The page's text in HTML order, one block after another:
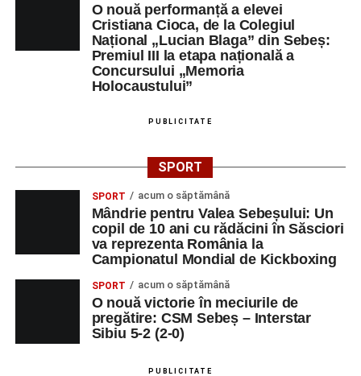
O nouă performanță a elevei
Cristiana Cioca, de la Colegiul
Național „Lucian Blaga” din Sebeș:
Premiul III la etapa națională a
Concursului „Memoria
Holocaustului”
PUBLICITATE
SPORT
SPORT acum o săptămână
Mândrie pentru Valea Sebeșului: Un
copil de 10 ani cu rădăcini în Săsciori
va reprezenta România la
Campionatul Mondial de Kickboxing
SPORT acum o săptămână
O nouă victorie în meciurile de
pregătire: CSM Sebeș – Interstar
Sibiu 5-2 (2-0)
PUBLICITATE